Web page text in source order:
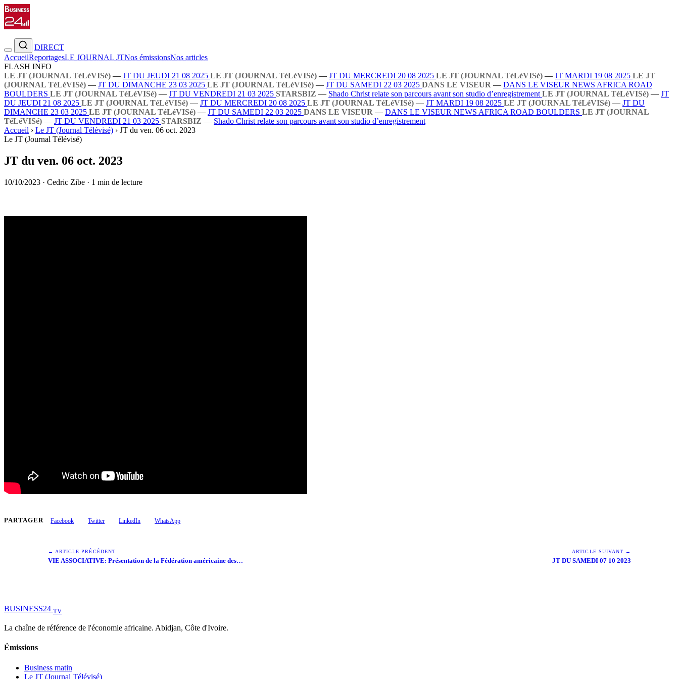
DIRECT
AccueilReportagesLE JOURNAL JTNos émissionsNos articles
FLASH INFO
LE JT (JOURNAL TéLéVISé) — JT DU JEUDI 21 08 2025 LE JT (JOURNAL TéLéVISé) — JT DU MERCREDI 20 08 2025 LE JT (JOURNAL TéLéVISé) — JT MARDI 19 08 2025 LE JT
(JOURNAL TéLéVISé) — JT DU DIMANCHE 23 03 2025 LE JT (JOURNAL TéLéVISé) — JT DU SAMEDI 22 03 2025 DANS LE VISEUR — DANS LE VISEUR NEWS AFRICA ROAD
BOULDERS LE JT (JOURNAL TéLéVISé) — JT DU VENDREDI 21 03 2025 STARSBIZ — Shado Christ relate son parcours avant son studio d’enregistrement LE JT (JOURNAL TéLéVISé) — JT
DU JEUDI 21 08 2025 LE JT (JOURNAL TéLéVISé) — JT DU MERCREDI 20 08 2025 LE JT (JOURNAL TéLéVISé) — JT MARDI 19 08 2025 LE JT (JOURNAL TéLéVISé) — JT DU
DIMANCHE 23 03 2025 LE JT (JOURNAL TéLéVISé) — JT DU SAMEDI 22 03 2025 DANS LE VISEUR — DANS LE VISEUR NEWS AFRICA ROAD BOULDERS LE JT (JOURNAL
TéLéVISé) — JT DU VENDREDI 21 03 2025 STARSBIZ — Shado Christ relate son parcours avant son studio d’enregistrement
Accueil › Le JT (Journal Télévisé) › JT du ven. 06 oct. 2023
Le JT (Journal Télévisé)
JT du ven. 06 oct. 2023
10/10/2023 · Cedric Zibe · 1 min de lecture
PARTAGER Facebook Twitter LinkedIn WhatsApp
← ARTICLE PRÉCÉDENT
VIE ASSOCIATIVE: Présentation de la Fédération américaine des…
ARTICLE SUIVANT →
JT DU SAMEDI 07 10 2023
BUSINESS24 TV
La chaîne de référence de l'économie africaine. Abidjan, Côte d'Ivoire.
Émissions
Business matin
Le JT (Journal Télévisé)